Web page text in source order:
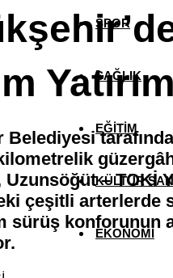
SPOR
SAĞLIK
EĞİTİM
KÜLTÜR
EKONOMİ
Uzunsöğüt – TOKİ
çeşitli arterlerde
sürüş konforunun